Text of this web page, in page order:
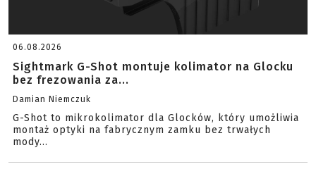
06.08.2026
Sightmark G-Shot montuje kolimator na Glocku
bez frezowania za...
Damian Niemczuk
G-Shot to mikrokolimator dla Glocków, który umożliwia
montaż optyki na fabrycznym zamku bez trwałych
mody...